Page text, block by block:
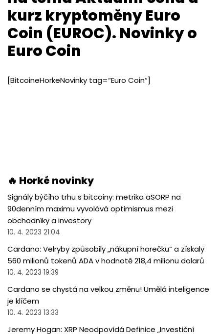
kurz kryptoměny Euro
Coin (EUROC). Novinky o
Euro Coin
[BitcoineHorkeNovinky tag=“Euro Coin“]
🔥 Horké novinky
Signály býčího trhu s bitcoiny: metrika aSORP na
90denním maximu vyvolává optimismus mezi
obchodníky a investory
10. 4. 2023 21:04
Cardano: Velryby způsobily „nákupní horečku“ a získaly
560 milionů tokenů ADA v hodnotě 218,4 milionu dolarů
10. 4. 2023 19:39
Cardano se chystá na velkou změnu! Umělá inteligence
je klíčem
10. 4. 2023 13:33
Jeremy Hogan: XRP Neodpovídá Definice „Investiční